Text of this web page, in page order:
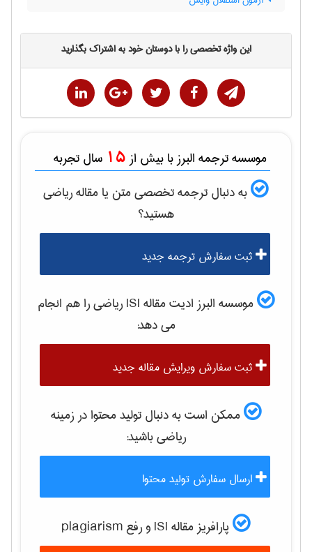
این واژه تخصصی را با دوستان خود به اشتراک بگذارید
موسسه ترجمه البرز با بیش از 15 سال تجربه
به دنبال ترجمه تخصصی متن یا مقالهرياضی
هستید؟
ثبت سفارش ترجمه جدید
موسسه البرز ادیت مقاله ISI رياضیرا هم انجام
می دهد:
ثبت سفارش ویرایش مقاله جدید
ممکن است به دنبال تولید محتوا در زمینه
رياضیباشید:
ارسال سفارش تولید محتوا
پارافریز مقاله ISI و رفع plagiarism